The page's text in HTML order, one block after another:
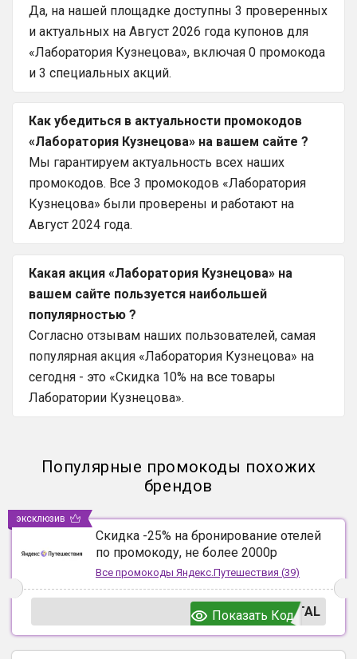
Да, на нашей площадке доступны 3 проверенных
и актуальных на Август 2026 года купонов для
«Лаборатория Кузнецова», включая 0 промокода
и 3 специальных акций.
Как убедиться в актуальности промокодов
«Лаборатория Кузнецова» на вашем сайте ?
Мы гарантируем актуальность всех наших
промокодов. Все 3 промокодов «Лаборатория
Кузнецова» были проверены и работают на
Август 2024 года.
Какая акция «Лаборатория Кузнецова» на
вашем сайте пользуется наибольшей
популярностью ?
Согласно отзывам наших пользователей, самая
популярная акция «Лаборатория Кузнецова» на
сегодня - это «Скидка 10% на все товары
Лаборатории Кузнецова».
Популярные промокоды похожих
брендов
Скидка -25% на бронирование отелей
по промокоду, не более 2000р
Все промокоды Яндекс.Путешествия (39)
TAL
Показать Код
эксклюзив